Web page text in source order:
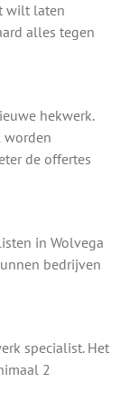
wilt laten
alles tegen
hekwerk.
worden
de offertes
in Wolvega
bedrijven
specialist. Het
2